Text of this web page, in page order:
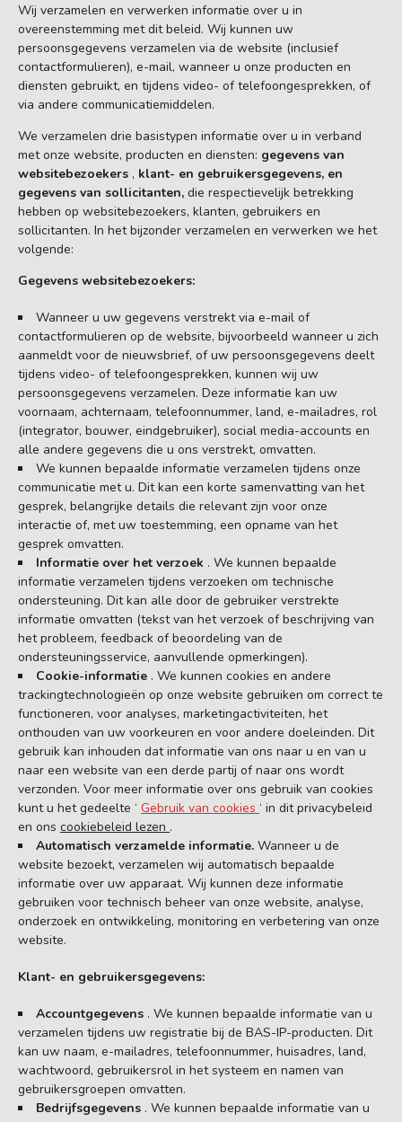
Wij verzamelen en verwerken informatie over u in
overeenstemming met dit beleid. Wij kunnen uw
persoonsgegevens verzamelen via de website (inclusief
contactformulieren), e-mail, wanneer u onze producten en
diensten gebruikt, en tijdens video- of telefoongesprekken, of
via andere communicatiemiddelen.
We verzamelen drie basistypen informatie over u in verband
met onze website, producten en diensten: gegevens van
websitebezoekers , klant- en gebruikersgegevens, en
gegevens van sollicitanten, die respectievelijk betrekking
hebben op websitebezoekers, klanten, gebruikers en
sollicitanten. In het bijzonder verzamelen en verwerken we het
volgende:
Gegevens websitebezoekers:
Wanneer u uw gegevens verstrekt via e-mail of
contactformulieren op de website, bijvoorbeeld wanneer u zich
aanmeldt voor de nieuwsbrief, of uw persoonsgegevens deelt
tijdens video- of telefoongesprekken, kunnen wij uw
persoonsgegevens verzamelen. Deze informatie kan uw
voornaam, achternaam, telefoonnummer, land, e-mailadres, rol
(integrator, bouwer, eindgebruiker), social media-accounts en
alle andere gegevens die u ons verstrekt, omvatten.
We kunnen bepaalde informatie verzamelen tijdens onze
communicatie met u. Dit kan een korte samenvatting van het
gesprek, belangrijke details die relevant zijn voor onze
interactie of, met uw toestemming, een opname van het
gesprek omvatten.
Informatie over het verzoek . We kunnen bepaalde
informatie verzamelen tijdens verzoeken om technische
ondersteuning. Dit kan alle door de gebruiker verstrekte
informatie omvatten (tekst van het verzoek of beschrijving van
het probleem, feedback of beoordeling van de
ondersteuningsservice, aanvullende opmerkingen).
Cookie-informatie . We kunnen cookies en andere
trackingtechnologieën op onze website gebruiken om correct te
functioneren, voor analyses, marketingactiviteiten, het
onthouden van uw voorkeuren en voor andere doeleinden. Dit
gebruik kan inhouden dat informatie van ons naar u en van u
naar een website van een derde partij of naar ons wordt
verzonden. Voor meer informatie over ons gebruik van cookies
kunt u het gedeelte ‘ Gebruik van cookies ‘ in dit privacybeleid
en ons cookiebeleid lezen .
Automatisch verzamelde informatie. Wanneer u de
website bezoekt, verzamelen wij automatisch bepaalde
informatie over uw apparaat. Wij kunnen deze informatie
gebruiken voor technisch beheer van onze website, analyse,
onderzoek en ontwikkeling, monitoring en verbetering van onze
website.
Klant- en gebruikersgegevens:
Accountgegevens . We kunnen bepaalde informatie van u
verzamelen tijdens uw registratie bij de BAS-IP-producten. Dit
kan uw naam, e-mailadres, telefoonnummer, huisadres, land,
wachtwoord, gebruikersrol in het systeem en namen van
gebruikersgroepen omvatten.
Bedrijfsgegevens . We kunnen bepaalde informatie van u